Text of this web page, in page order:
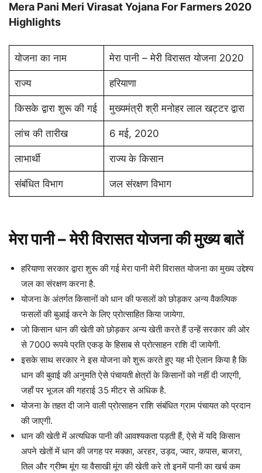
Mera Pani Meri Virasat Yojana For Farmers 2020
Highlights
योजना का नाम मेरा पानी – मेरी विरासत योजना 2020
राज्य हरियाणा
किसके द्वारा शुरू की गई मुख्यमंत्री श्री मनोहर लाल खट्टर द्वारा
लांच की तारीख 6 मई, 2020
लाभार्थी राज्य के किसान
संबंधित विभाग जल संरक्षण विभाग
मेरा पानी – मेरी विरासत योजना की मुख्य बातें
हरियाणा सरकार द्वारा शुरू की गई मेरा पानी मेरी विरासत योजना का मुख्य उद्देश्य
जल का संरक्षण करना है.
योजना के अंतर्गत किसानों को धान की फसलों को छोड़कर अन्य वैकल्पिक
फसलों की बुआई करने के लिए प्रोत्साहित किया जायेगा.
जो किसान धान की खेती को छोड़कर अन्य खेती करते हैं उन्हें सरकार की ओर
से 7000 रूपये प्रति एकड़ के हिसाब से प्रोत्साहन राशि दी जायेगी.
इसके साथ सरकार ने इस योजना को शुरू करते हुए यह भी ऐलान किया है कि
धान की बुवाई की अनुमति ऐसे पंचायती क्षेत्रों के किसानों को नहीं दी जाएगी,
जहाँ पर भूजल की गहराई 35 मीटर से अधिक है.
योजना के तहत दी जाने वाली प्रोत्साहन राशि संबंधित ग्राम पंचायत को प्रदान
की जाएगी.
धान की खेती में अत्यधिक पानी की आवश्यकता पड़ती हैं, ऐसे में यदि किसान
अपने खेतों में धान की जगह पर मक्का, अरहर, उड़द, ज्वार, कपास, बाजरा,
तिल और ग्रीष्म मूंग या वैसाखी मूंग की खेती करे तो इनमें पानी का खर्च कम